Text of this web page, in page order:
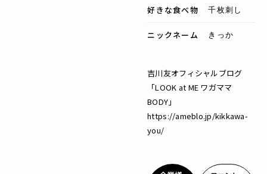
好きな食べ物 千枚刺し
ニックネーム きっか
吉川友オフィシャルブログ
「LOOK at ME ワガママ
BODY」
https://ameblo.jp/kikkawa-
you/